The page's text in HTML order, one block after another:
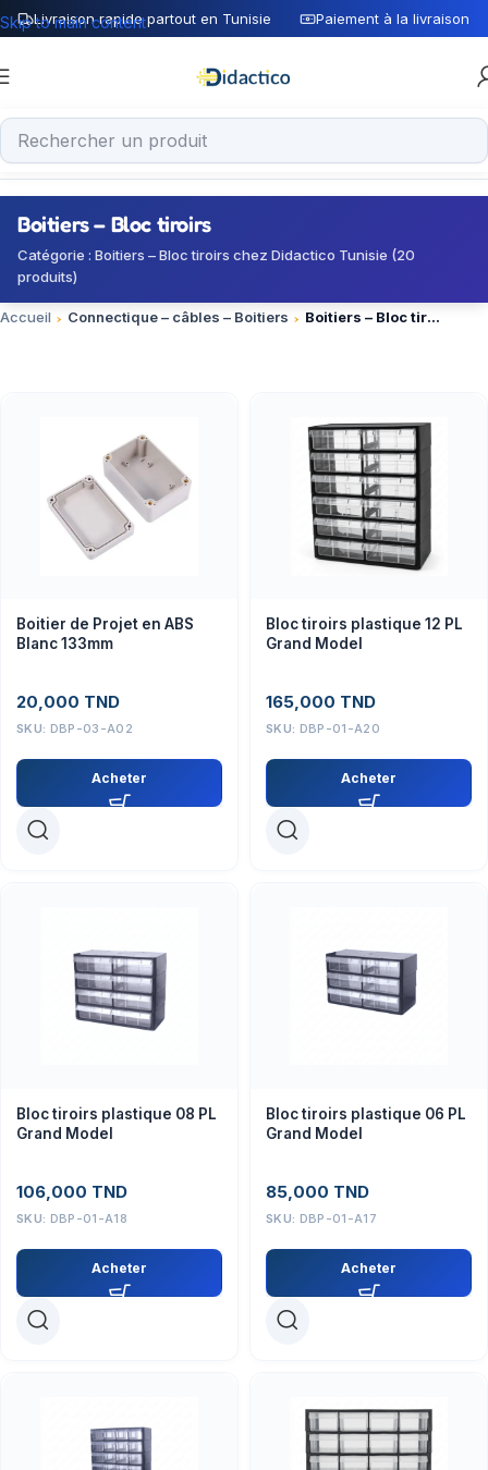
Livraison rapide partout en Tunisie Paiement à la livraison
Skip to main content
Boitiers – Bloc tiroirs
Catégorie : Boitiers – Bloc tiroirs chez Didactico Tunisie (20
produits)
Accueil Connectique – câbles – Boitiers Boitiers – Bloc tiroirs
Boitier de Projet en ABS
Blanc 133mm
20,000 TND
SKU: DBP-03-A02
Acheter
Bloc tiroirs plastique 12 PL
Grand Model
165,000 TND
SKU: DBP-01-A20
Acheter
Bloc tiroirs plastique 08 PL
Grand Model
106,000 TND
SKU: DBP-01-A18
Acheter
Bloc tiroirs plastique 06 PL
Grand Model
85,000 TND
SKU: DBP-01-A17
Acheter